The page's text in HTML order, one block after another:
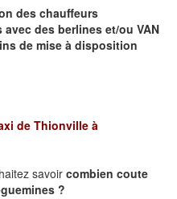
des chauffeurs
des berlines et/ou VAN
de mise à disposition
de Thionville à
savoir combien coute
?